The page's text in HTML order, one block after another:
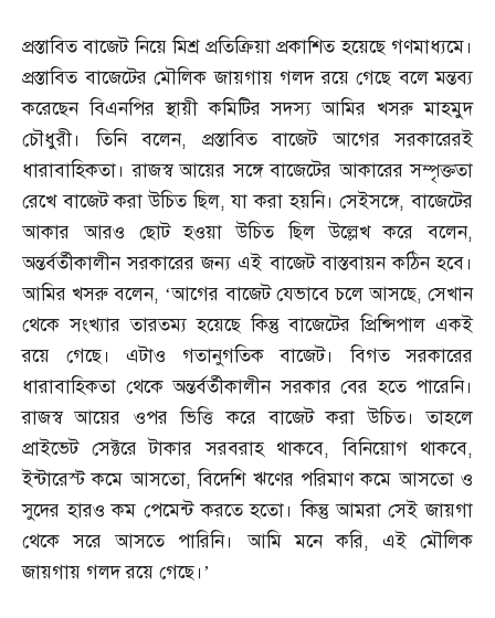
প্রস্তাবিত বাজেট নিয়ে মিশ্র প্রতিক্রিয়া প্রকাশিত হয়েছে গণমাধ্যমে।
প্রস্তাবিত বাজেটের মৌলিক জায়গায় গলদ রয়ে গেছে বলে মন্তব্য
করেছেন বিএনপির স্থায়ী কমিটির সদস্য আমির খসরু মাহমুদ
চৌধুরী। তিনি বলেন, প্রস্তাবিত বাজেট আগের সরকারেরই
ধারাবাহিকতা। রাজস্ব আয়ের সঙ্গে বাজেটের আকারের সম্পৃক্ততা
রেখে বাজেট করা উচিত ছিল,যা করা হয়নি। সেইসঙ্গে,বাজেটের
আকার আরও ছোট হওয়া উচিত ছিল উল্লেখ করে বলেন,
অন্তর্বর্তীকালীন সরকারের জন্য এই বাজেট বাস্তবায়ন কঠিন হবে।
আমির খসরু বলেন, ‘আগের বাজেট যেভাবে চলে আসছে, সেখান
থেকে সংখ্যার তারতম্য হয়েছে কিন্তু বাজেটের প্রিন্সিপাল একই
রয়ে গেছে। এটাও গতানুগতিক বাজেট। বিগত সরকারের
ধারাবাহিকতা থেকে অন্তর্বর্তীকালীন সরকার বের হতে পারেনি।
রাজস্ব আয়ের ওপর ভিত্তি করে বাজেট করা উচিত। তাহলে
প্রাইভেট সেক্টরে টাকার সরবরাহ থাকবে,বিনিয়োগ থাকবে,
ইন্টারেস্ট কমে আসতো,বিদেশি ঋণের পরিমাণ কমে আসতো ও
সুদের হারও কম পেমেন্ট করতে হতো। কিন্তু আমরা সেই জায়গা
থেকে সরে আসতে পারিনি। আমি মনে করি, এই মৌলিক
জায়গায় গলদ রয়ে গেছে।’